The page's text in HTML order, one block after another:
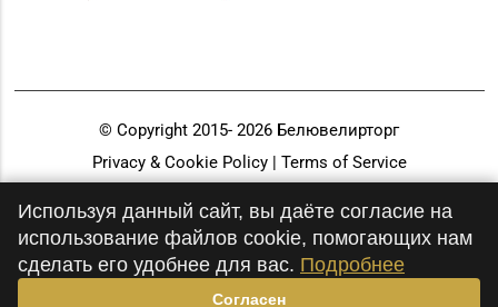
© Copyright 2015- 2026 Белювелирторг
Privacy & Cookie Policy | Terms of Service
Используя данный сайт, вы даёте согласие на
использование файлов cookie, помогающих нам
сделать его удобнее для вас. Подробнее
Согласен